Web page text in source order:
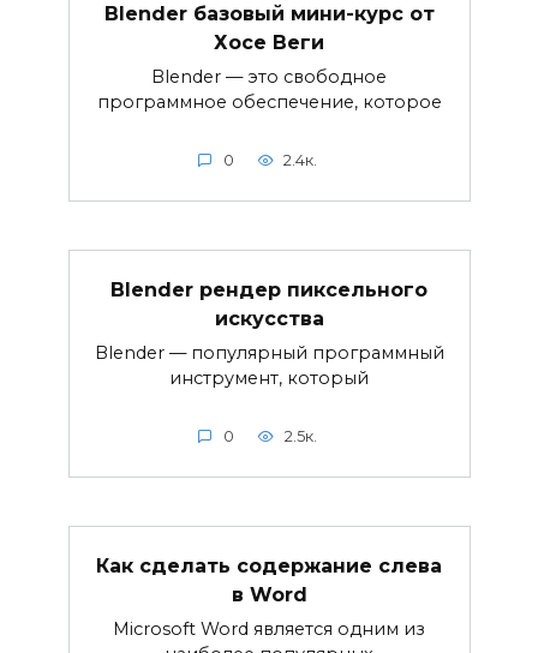
Blender базовый мини-курс от
Хосе Веги
Blender — это свободное
программное обеспечение, которое
0 2.4к.
Blender рендер пиксельного
искусства
Blender — популярный программный
инструмент, который
0 2.5к.
Как сделать содержание слева
в Word
Microsoft Word является одним из